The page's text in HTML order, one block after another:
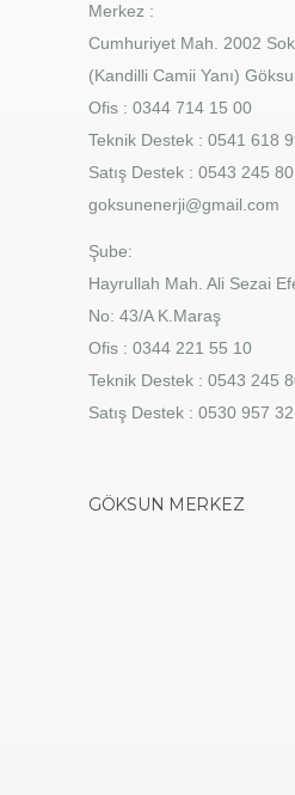
Merkez :
Cumhuriyet Mah. 2002
(Kandilli Camii Yanı)
Ofis : 0344 714 15 00
Teknik Destek : 0541 618
Satış Destek : 0543 245
goksunenerji@gmail.com
Şube:
Hayrullah Mah. Ali Sezai
No: 43/A K.Maraş
Ofis : 0344 221 55 10
Teknik Destek : 0543 245
Satış Destek : 0530 957
GÖKSUN MERKEZ